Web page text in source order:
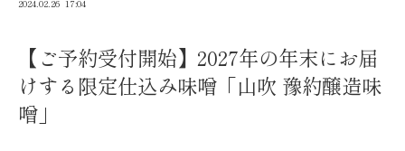
2024.02.26 17:04
【ご予約受付開始】2027年の年末にお届
けする限定仕込み味噌「山吹 豫約醸造味
噌」